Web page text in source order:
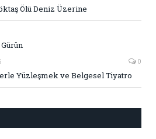
Ölü Deniz Üzerine
0
Yüzleşmek ve Belgesel Tiyatro